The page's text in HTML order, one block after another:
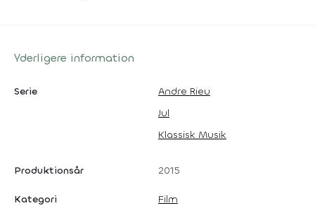
Yderligere information
Serie
Andre Rieu
Jul
Klassisk Musik
Produktionsår 2015
Kategori
Film